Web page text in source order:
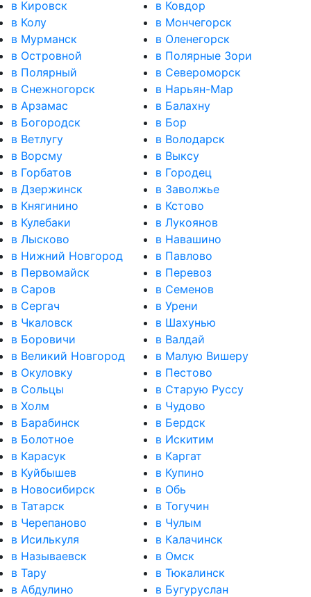
в Кировск
в Ковдор
в Колу
в Мончегорск
в Мурманск
в Оленегорск
в Островной
в Полярные Зори
в Полярный
в Североморск
в Снежногорск
в Нарьян-Мар
в Арзамас
в Балахну
в Богородск
в Бор
в Ветлугу
в Володарск
в Ворсму
в Выксу
в Горбатов
в Городец
в Дзержинск
в Заволжье
в Княгинино
в Кстово
в Кулебаки
в Лукоянов
в Лысково
в Навашино
в Нижний Новгород
в Павлово
в Первомайск
в Перевоз
в Саров
в Семенов
в Сергач
в Урени
в Чкаловск
в Шахунью
в Боровичи
в Валдай
в Великий Новгород
в Малую Вишеру
в Окуловку
в Пестово
в Сольцы
в Старую Руссу
в Холм
в Чудово
в Барабинск
в Бердск
в Болотное
в Искитим
в Карасук
в Каргат
в Куйбышев
в Купино
в Новосибирск
в Обь
в Татарск
в Тогучин
в Черепаново
в Чулым
в Исилькуля
в Калачинск
в Называевск
в Омск
в Тару
в Тюкалинск
в Абдулино
в Бугуруслан